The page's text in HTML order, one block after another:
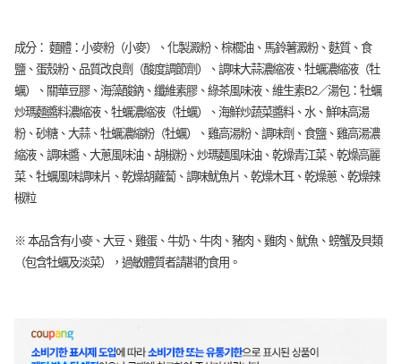
成分： 麵體：小麥粉（小麥）、化製澱粉、棕櫚油、馬鈴薯澱粉、麩質、食
鹽、蛋殼粉、品質改良劑（酸度調節劑）、調味大蒜濃縮液、牡蠣濃縮液（牡
蠣）、關華豆膠、海藻酸鈉、纖維素膠、綠茶風味液、維生素B2／湯包：牡蠣
炒瑪麵醬料濃縮液、牡蠣濃縮液（牡蠣）、海鮮炒蔬菜醬料、水、鮮味高湯
粉、砂糖、大蒜、牡蠣濃縮粉（牡蠣）、雞高湯粉、調味劑、食鹽、雞高湯濃
縮液、調味醬、大蔥風味油、胡椒粉、炒瑪麵風味油、乾燥青江菜、乾燥高麗
菜、牡蠣風味調味片、乾燥胡蘿蔔、調味魷魚片、乾燥木耳、乾燥蔥、乾燥辣
椒粒
※ 本品含有小麥、大豆、雞蛋、牛奶、牛肉、豬肉、雞肉、魷魚、螃蟹及貝類
（包含牡蠣及淡菜），過敏體質者請斟酌食用。